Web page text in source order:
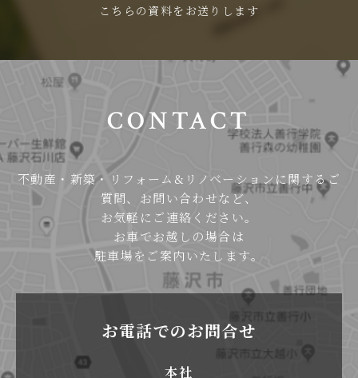
こちらの資料をお送りします
CONTACT
不動産・新築・リフォーム&リノベーションに関するご
質問、お問い合わせなど、
お気軽にご連絡ください。
お車でお越しの場合は
駐車場をご案内いたします。
お電話でのお問合せ
本社